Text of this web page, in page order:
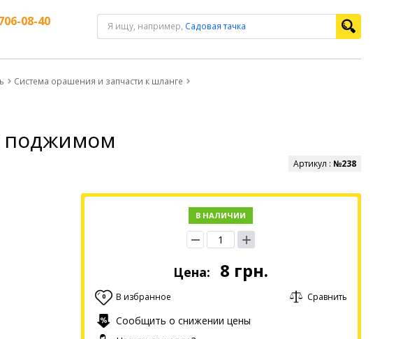
08-40 Я ищу, например, Садовая тачка
Система орашения и запчасти к шланге
поджимом
Артикул : №238
В НАЛИЧИИ
Цена: 8 грн.
0 В избранное Сравнить
Сообщить о снижении цены